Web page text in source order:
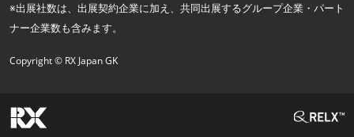
※出展社数は、出展契約企業に加え、共同出展するグループ企業・パート
ナー企業数も含みます。
Copyright © RX Japan GK